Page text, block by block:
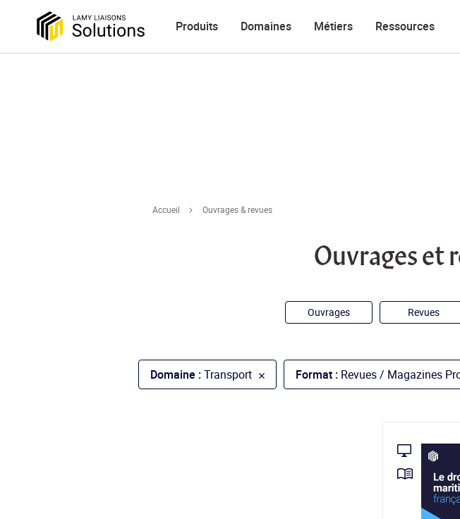
Produits Domaines Métiers Ressources
Accueil Ouvrages & revues
Ouvrages et
Ouvrages Revues
Domaine :Transport Format : Revues / Magazines